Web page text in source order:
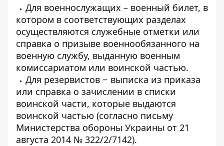
Для военнослужащих – военный билет, в
котором в соответствующих разделах
осуществляются служебные отметки или
справка о призыве военнообязанного на
военную службу, выданную военным
комиссариатом или воинской частью.
Для резервистов − выписка из приказа
или справка о зачислении в списки
воинской части, которые выдаются
воинской частью (согласно письму
Министерства обороны Украины от 21
августа 2014 № 322/2/7142).